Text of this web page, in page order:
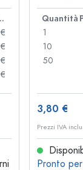
Quantità
1
10
50
3,80 €
Prezzi IVA
Pronto